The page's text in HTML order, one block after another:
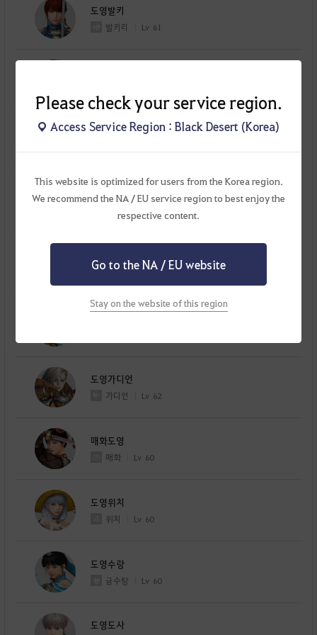
Please check your service region.
Access Service Region : Black Desert (Korea)
This website is optimized for users from the Korea region.
We recommend the NA / EU service region to best enjoy the
respective content.
Go to the NA / EU website
Stay on the website of this region
도영발키
발키리 Lv 61
도영미스틱
미스틱 Lv 61
dymagu
60
도영가디언
가디언 Lv 62
매화도영
매화 Lv 60
도영위치
위치 Lv 60
도영수랑
금수랑 Lv 60
도영도사